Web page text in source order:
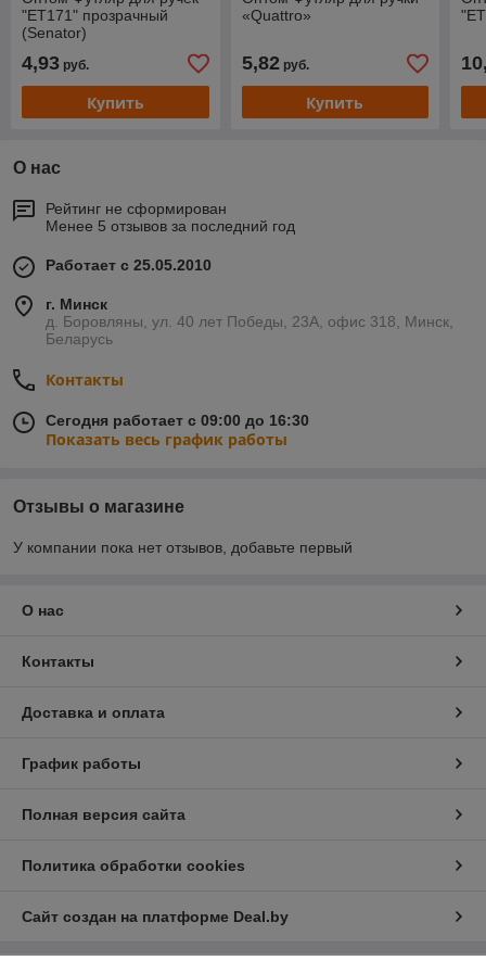
"ЕТ171" прозрачный
(Senator)
4,93 руб.
Купить
«Quattro»
5,82руб.
Купить
О нас
Рейтинг не сформирован
Менее 5 отзывов за последний год
Работает с 25.05.2010
г. Минск
д. Боровляны, ул. 40 лет Победы, 23А, офис 318, Минск,
Беларусь
Контакты
Сегодня работает с 09:00 до 16:30
Показать весь график работы
Отзывы о магазине
У компании пока нет отзывов, добавьте первый
О нас
Контакты
Доставка и оплата
График работы
Полная версия сайта
Политика обработки cookies
Сайт создан на платформе Deal.by